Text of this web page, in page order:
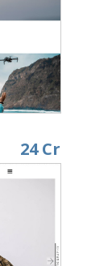
24 Cr